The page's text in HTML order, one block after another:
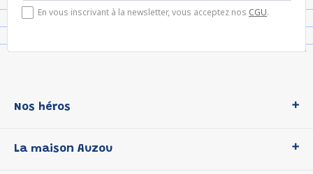
En vous inscrivant à la newsletter, vous acceptez nos CGU.
Nos héros
P'tit Loup
La maison Auzou